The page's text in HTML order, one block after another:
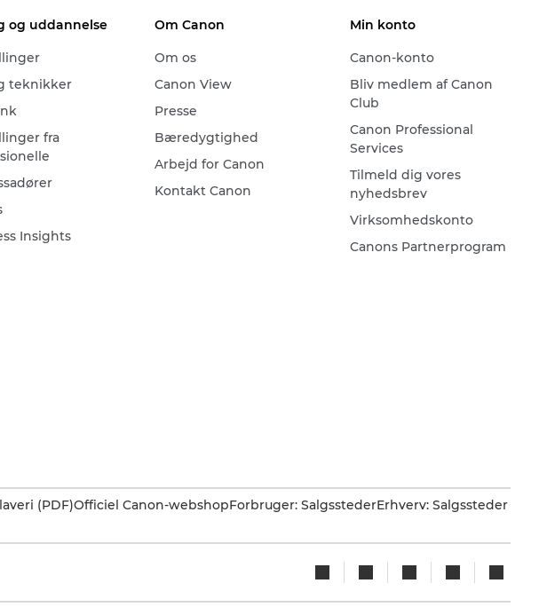
og uddannelse
teknikker
fra
Insights
Om Canon
Om os
Canon View
Presse
Bæredygtighed
Arbejd for Canon
Kontakt Canon
Min konto
Canon-konto
Bliv medlem af Canon
Club
Canon Professional
Services
Tilmeld dig vores
nyhedsbrev
Virksomhedskonto
Canons Partnerprogram
(PDF)Officiel Canon-webshopForbruger: SalgsstederErhverv: Salgssteder